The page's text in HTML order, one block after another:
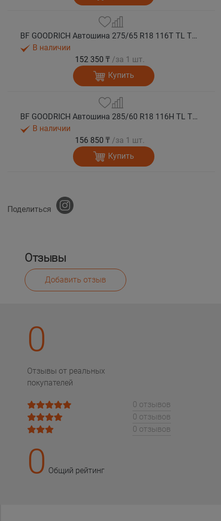
BF GOODRICH Автошина 275/65 R18 116T TL TRAIL-TERRAIN T/A ORWL GO M+S
В наличии
152 350 ₸ /за 1 шт.
Купить
BF GOODRICH Автошина 285/60 R18 116H TL TRAIL-TERRAIN T/A GO M+S
В наличии
156 850 ₸ /за 1 шт.
Купить
Поделиться
Отзывы
Добавить отзыв
0
Отзывы от реальных
покупателей
0 отзывов
0 отзывов
0 отзывов
0 Общий рейтинг